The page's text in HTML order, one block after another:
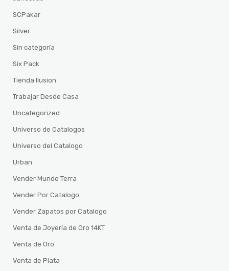
SCPakar
Silver
Sin categoría
Six Pack
Tienda Ilusion
Trabajar Desde Casa
Uncategorized
Universo de Catalogos
Universo del Catalogo
Urban
Vender Mundo Terra
Vender Por Catalogo
Vender Zapatos por Catalogo
Venta de Joyería de Oro 14KT
Venta de Oro
Venta de Plata